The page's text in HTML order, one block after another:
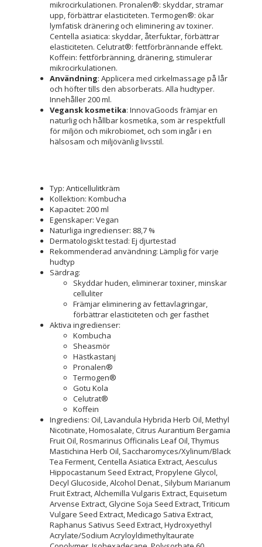
mikrocirkulationen. Pronalen®: skyddar, stramar
upp, förbättrar elasticiteten. Termogen®: ökar
lymfatisk dränering och eliminering av toxiner.
Centella asiatica: skyddar, återfuktar, förbättrar
elasticiteten. Celutrat®: fettförbrännande effekt.
Koffein: fettförbränning, dränering, stimulerar
mikrocirkulationen.
Användning: Applicera med cirkelmassage på lår
och höfter tills den absorberats. Alla hudtyper.
Innehåller 200 ml.
Vegansk kosmetika: InnovaGoods främjar en
naturlig och hållbar kosmetika, som är respektfull
för miljön och mikrobiomet, och som ingår i en
hälsosam och miljövänlig livsstil.
Typ: Anticellulitkräm
Kollektion: Kombucha
Kapacitet: 200 ml
Egenskaper: Vegan
Naturliga ingredienser: 88,7 %
Dermatologiskt testad: Ej djurtestad
Rekommenderad användning: Lämplig för varje
hudtyp
Särdrag:
Skyddar huden, eliminerar toxiner, minskar
celluliter
Främjar eliminering av fettavlagringar,
förbättrar elasticiteten och ger fasthet
Aktiva ingredienser:
Kombucha
Sheasmör
Hästkastanj
Pronalen®
Termogen®
Gotu Kola
Celutrat®
Koffein
Ingrediens: Oil, Lavandula Hybrida Herb Oil, Methyl
Nicotinate, Homosalate, Citrus Aurantium Bergamia
Fruit Oil, Rosmarinus Officinalis Leaf Oil, Thymus
Mastichina Herb Oil, Saccharomyces/Xylinum/Black
Tea Ferment, Centella Asiatica Extract, Aesculus
Hippocastanum Seed Extract, Propylene Glycol,
Decyl Glucoside, Alcohol Denat., Silybum Marianum
Fruit Extract, Alchemilla Vulgaris Extract, Equisetum
Arvense Extract, Glycine Soja Seed Extract, Triticum
Vulgare Seed Extract, Medicago Sativa Extract,
Raphanus Sativus Seed Extract, Hydroxyethyl
Acrylate/Sodium Acryloyldimethyltaurate